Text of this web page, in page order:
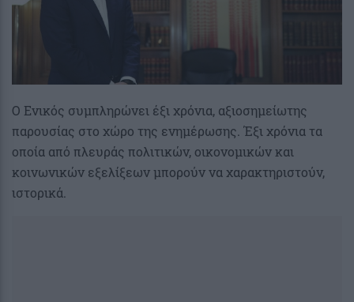
Ο Ενικός συμπληρώνει έξι χρόνια, αξιοσημείωτης
παρουσίας στο χώρο της ενημέρωσης. Έξι χρόνια τα
οποία από πλευράς πολιτικών, οικονομικών και
κοινωνικών εξελίξεων μπορούν να χαρακτηριστούν,
ιστορικά.